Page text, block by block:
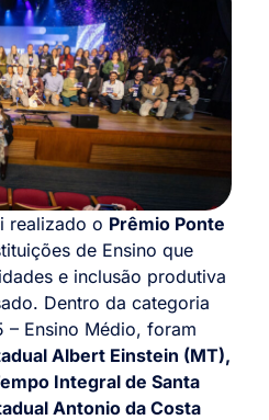
realizado o Prêmio Ponte
de Ensino que
e inclusão produtiva
Dentro da categoria
– Ensino Médio, foram
Albert Einstein (MT),
Integral de Santa
Antonio da Costa